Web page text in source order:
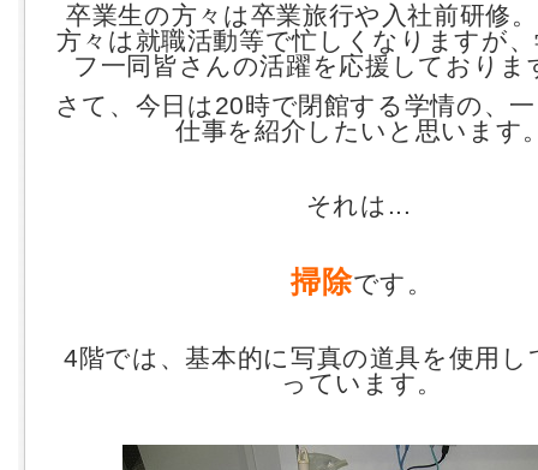
卒業生の方々は卒業旅行や入社前研修
方々は就職活動等で忙しくなりますが
フ一同皆さんの活躍を応援しておりま
さて、今日は20時で閉館する学情の、
仕事を紹介したいと思います
それは...
掃除です。
4階では、基本的に写真の道具を使用し
っています。